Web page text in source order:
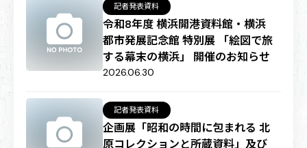
令和8年度 横浜開港資料館・横浜
都市発展記念館 特別展 「絵図で旅
する幕末の横浜」 開催のお知らせ
記者発表資料
2026.06.30
企画展「昭和の時間に包まれる 北
原コレクションと所蔵資料」及び
記者発表資料